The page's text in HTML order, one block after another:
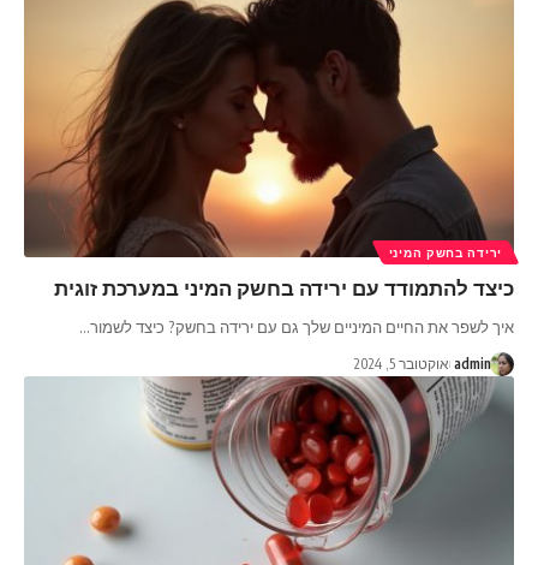
ירידה בחשק המיני
כיצד להתמודד עם ירידה בחשק המיני במערכת זוגית
איך לשפר את החיים המיניים שלך גם עם ירידה בחשק? כיצד לשמור…
admin אוקטובר 5, 2024